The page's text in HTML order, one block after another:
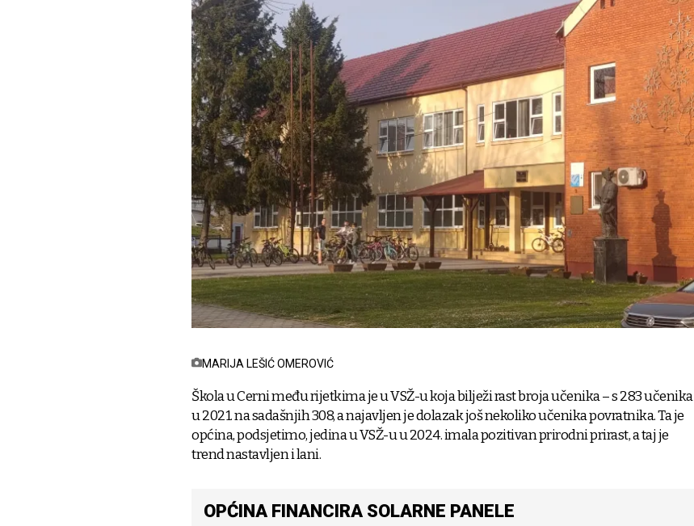
MARIJA LEŠIĆ OMEROVIĆ
Škola u Cerni među rijetkima je u VSŽ-u koja bilježi rast broja učenika – s 283 učenika
u 2021. na sadašnjih 308, a najavljen je dolazak još nekoliko učenika povratnika. Ta je
općina, podsjetimo, jedina u VSŽ-u u 2024. imala pozitivan prirodni prirast, a taj je
trend nastavljen i lani.
OPĆINA FINANCIRA SOLARNE PANELE